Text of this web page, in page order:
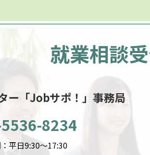
就業相談
ー 「Jobサポ！」事務局
8234
平日9:30～17:30